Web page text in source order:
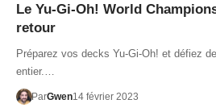
Le Yu-Gi-Oh! World
retour
Préparez vos decks Yu-Gi-Oh! et défiez
entier.…
ParGwen14 février 2023